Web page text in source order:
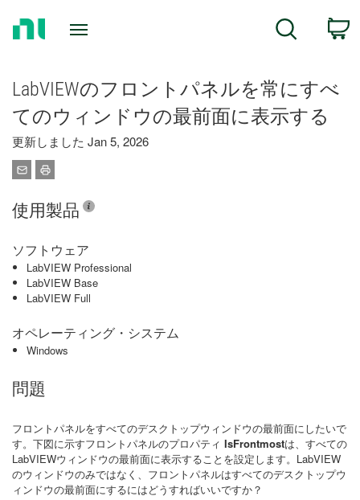
Search
LabVIEWのフロントパネルを常にすべ
てのウィンドウの最前面に表示する
更新しました Jan 5, 2026
使用製品
ソフトウェア
LabVIEW Professional
LabVIEW Base
LabVIEW Full
オペレーティング・システム
Windows
問題
フロントパネルをすべてのデスクトップウィンドウの最前面にしたいで
す。下図に示すフロントパネルのプロパティ IsFrontmostは、すべての
LabVIEWウィンドウの最前面に表示することを設定します。LabVIEW
のウィンドウのみではなく、フロントパネルはすべてのデスクトップウ
ィンドウの最前面にするにはどうすればいいですか？